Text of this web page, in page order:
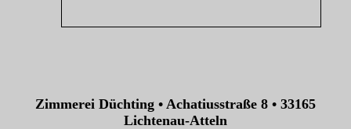
Zimmerei Düchting • Achatiusstraße 8 • 33165
Lichtenau-Atteln